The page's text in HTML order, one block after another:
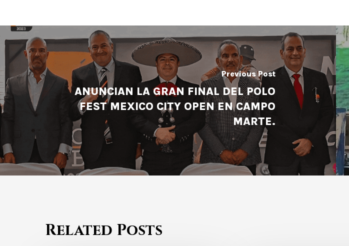
Previous Post
ANUNCIAN LA GRAN FINAL DEL POLO
FEST MEXICO CITY OPEN EN CAMPO
MARTE.
Related Posts